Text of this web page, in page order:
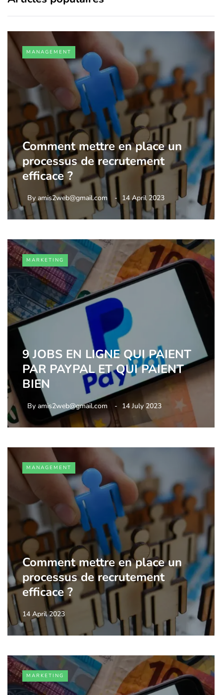
MANAGEMENT
Comment mettre en place un
processus de recrutement
efficace ?
By amis2web@gmail.com 14 April 2023
MARKETING
9 JOBS EN LIGNE QUI PAIENT
PAR PAYPAL ET QUI PAIENT
BIEN
By amis2web@gmail.com 14 July 2023
MANAGEMENT
Comment mettre en place un
processus de recrutement
efficace ?
14 April 2023
MARKETING